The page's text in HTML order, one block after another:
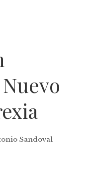
Sandoval